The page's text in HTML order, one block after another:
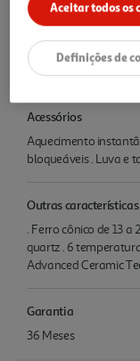
Características
Potência
1 W
Acessórios
Aquecimento
bloqueáveis . Luva e
Outras características
. Ferro cônico de 13 a
quartz . 6
Advanced Ceramic
Garantia
36 Meses
Aceitar todos os
Definições de